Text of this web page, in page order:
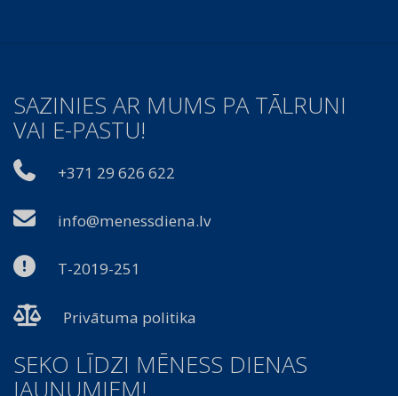
SAZINIES AR MUMS PA TĀLRUNI
VAI E-PASTU!
+371 29 626 622
info@menessdiena.lv
T-2019-251
Privātuma politika
SEKO LĪDZI MĒNESS DIENAS
JAUNUMIEM!